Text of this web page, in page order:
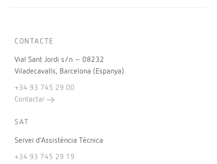
CONTACTE
Vial Sant Jordi s/n – 08232
Viladecavalls, Barcelona (Espanya)
+34 93 745 29 00
Contactar
SAT
Servei d’Assistència Tècnica
+34 93 745 29 19